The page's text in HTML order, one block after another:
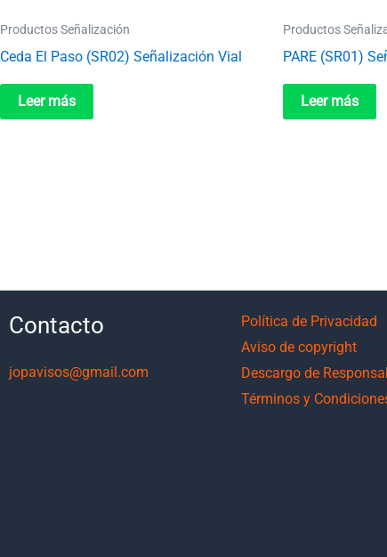
Productos Señalización
Ceda El Paso (SR02) Señalización Vial
Leer más
Productos
PARE (SR01)
Leer más
Contacto
jopavisos@gmail.com
Política de Privacidad
Aviso de copyright
Descargo de
Términos y